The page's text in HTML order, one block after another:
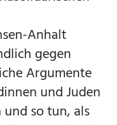
Anhalt
gegen
Argumente
und Juden
so tun, als